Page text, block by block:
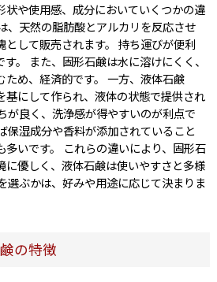
状や使用感、成分においていくつかの違
、天然の脂肪酸とアルカリを反応させ
して販売されます。 持ち運びが便利
。 また、固形石鹸は水に溶けにくく、
め、経済的です。 一方、液体石鹸
基にして作られ、液体の状態で提供され
が良く、洗浄感が得やすいのが利点で
保湿成分や香料が添加されていること
いです。 これらの違いにより、固形石
に優しく、液体石鹸は使いやすさと多様
選ぶかは、好みや用途に応じて決まりま
の特徴